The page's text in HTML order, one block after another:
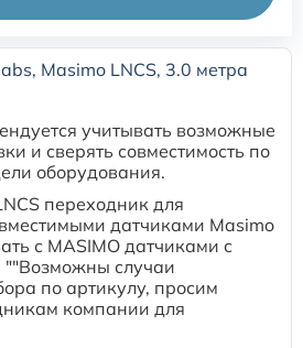
Masimo LNCS, 3.0 метра
учитывать возможные
и сверять совместимость по
оборудования.
переходник для
датчиками Masimo
с MASIMO датчиками с
случаи
по артикулу, просим
компании для
к аппарату Авента-М
к аппаратам ИВЛ Hamilton
к аппаратам ИВЛ Mindray
к аппаратам ИВЛ Drager
к аппаратам Comen
для ИВЛ Puritan Bennett